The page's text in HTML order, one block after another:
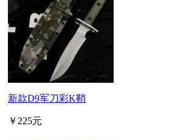
新款D9军刀彩K鞘
￥225元